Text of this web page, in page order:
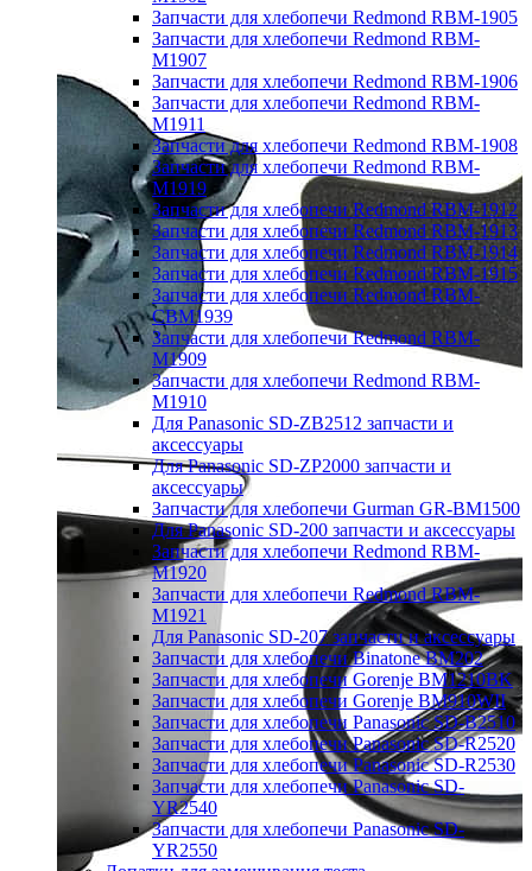
Запчасти для хлебопечи Redmond RBM-1905
Запчасти для хлебопечи Redmond RBM-
M1907
Запчасти для хлебопечи Redmond RBM-1906
Запчасти для хлебопечи Redmond RBM-
M1911
Запчасти для хлебопечи Redmond RBM-1908
Запчасти для хлебопечи Redmond RBM-
M1919
Запчасти для хлебопечи Redmond RBM-1912
Запчасти для хлебопечи Redmond RBM-1913
Запчасти для хлебопечи Redmond RBM-1914
Запчасти для хлебопечи Redmond RBM-1915
Запчасти для хлебопечи Redmond RBM-
CBM1939
Запчасти для хлебопечи Redmond RBM-
M1909
Запчасти для хлебопечи Redmond RBM-
M1910
Для Panasonic SD-ZB2512 запчасти и
аксессуары
Для Panasonic SD-ZP2000 запчасти и
аксессуары
Запчасти для хлебопечи Gurman GR-BM1500
Для Panasonic SD-200 запчасти и аксессуары
Запчасти для хлебопечи Redmond RBM-
M1920
Запчасти для хлебопечи Redmond RBM-
M1921
Для Panasonic SD-207 запчасти и аксессуары
Запчасти для хлебопечи Binatone BM202
Запчасти для хлебопечи Gorenje BM1210BK
Запчасти для хлебопечи Gorenje BM910WII
Запчасти для хлебопечи Panasonic SD-B2510
Запчасти для хлебопечи Panasonic SD-R2520
Запчасти для хлебопечи Panasonic SD-R2530
Запчасти для хлебопечи Panasonic SD-
YR2540
Запчасти для хлебопечи Panasonic SD-
YR2550